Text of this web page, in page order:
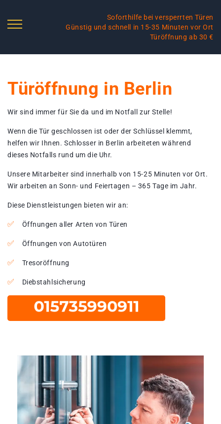
Soforthilfe bei versperrten Türen
Günstig und schnell in 15-35 Minuten vor Ort
Türöffnung ab 30 €
Türöffnung in Berlin
Wir sind immer für Sie da und im Notfall zur Stelle!
Wenn die Tür geschlossen ist oder der Schlüssel klemmt,
helfen wir Ihnen. Schlosser in Berlin arbeiteten während
dieses Notfalls rund um die Uhr.
Unsere Mitarbeiter sind innerhalb von 15-25 Minuten vor Ort.
Wir arbeiten an Sonn- und Feiertagen – 365 Tage im Jahr.
Diese Dienstleistungen bieten wir an:
Öffnungen aller Arten von Türen
Öffnungen von Autotüren
Tresoröffnung
Diebstahlsicherung